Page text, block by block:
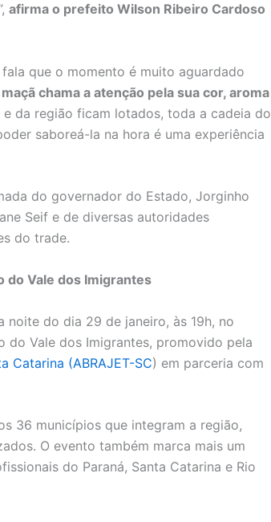
afirma o prefeito Wilson Ribeiro Cardoso
fala que o momento é muito aguardado
chama a atenção pela sua cor, aroma
da região ficam lotados, toda a cadeia do
saboreá-la na hora é uma experiência
do governador do Estado, Jorginho
Seif e de diversas autoridades
do trade.
do Vale dos Imigrantes
do dia 29 de janeiro, às 19h, no
do Vale dos Imigrantes, promovido pela
Catarina (ABRAJET-SC) em parceria com
36 municípios que integram a região,
O evento também marca mais um
do Paraná, Santa Catarina e Rio